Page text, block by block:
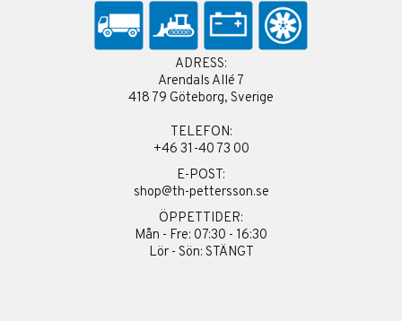
ADRESS:
Arendals Allé 7
418 79 Göteborg, Sverige
TELEFON:
+46 31-40 73 00
E-POST:
shop@th-pettersson.se
ÖPPETTIDER:
Mån - Fre: 07:30 - 16:30
Lör - Sön: STÄNGT